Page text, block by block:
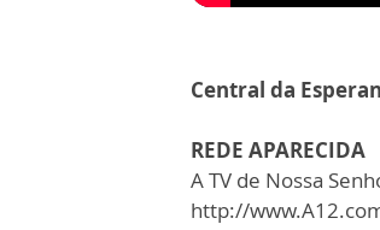
Central da
REDE APARECIDA
A TV de Nossa
http://